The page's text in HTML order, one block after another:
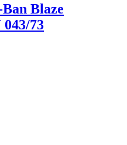
Blaze
73